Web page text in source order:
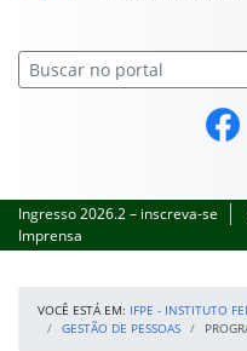
Ingresso 2026.2 – inscreva-se
Imprensa
VOCÊ ESTÁ EM: IFPE - INSTITUTO
GESTÃO DE PESSOAS